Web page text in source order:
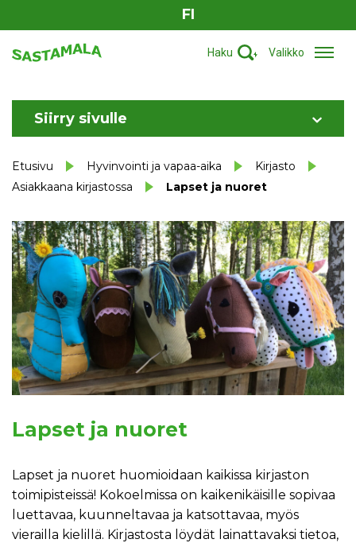
FI
Haku Valikko
Etusivu Hyvinvointi ja vapaa-aika
Kirjasto
Asiakkaana kirjastossa
Lapset ja nuoret
Siirry sivulle
Lapset ja nuoret
Lapset ja nuoret huomioidaan kaikissa kirjaston
toimipisteissä! Kokoelmissa on kaikenikäisille sopivaa
luettavaa, kuunneltavaa ja katsottavaa, myös
vierailla kielillä. Kirjastosta löydät lainattavaksi tietoa,